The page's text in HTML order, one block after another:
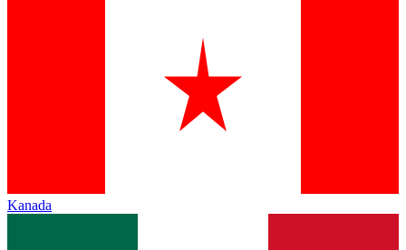
Kanada